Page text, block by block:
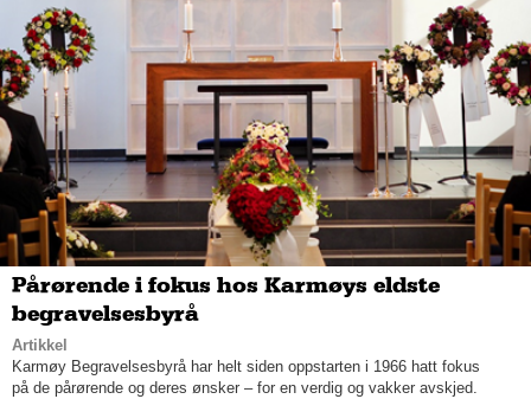
Pårørende i fokus hos Karmøys eldste
begravelsesbyrå
Artikkel
Karmøy Begravelsesbyrå har helt siden oppstarten i 1966 hatt fokus
på de pårørende og deres ønsker – for en verdig og vakker avskjed.